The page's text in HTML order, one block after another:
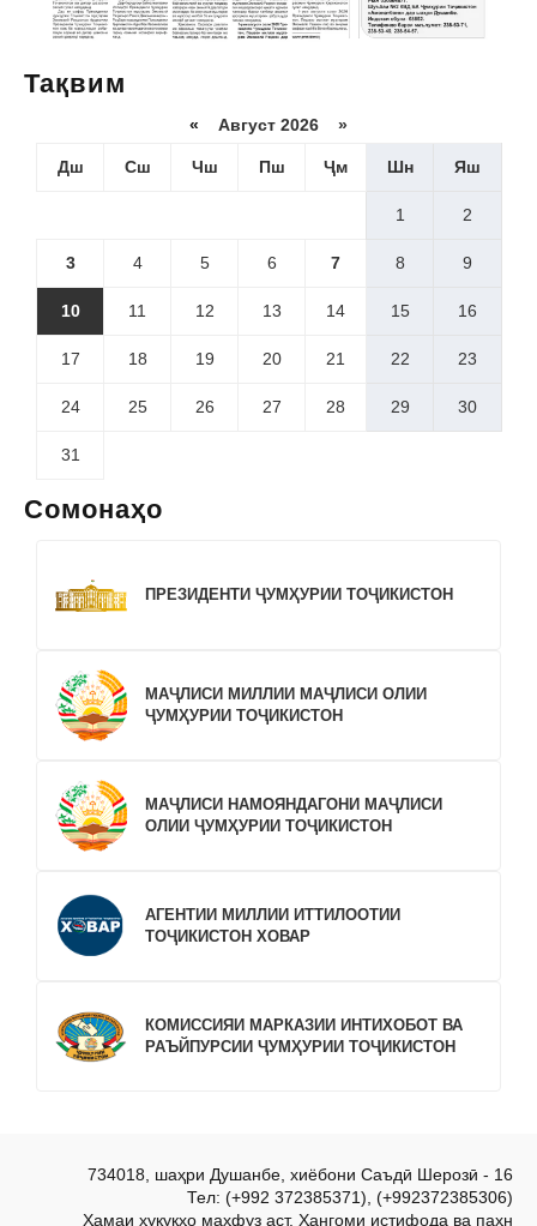
Тақвим
« Август 2026 »
Дш Сш Чш Пш Ҷм Шн Яш
1 2
3 4 5 6 7 8 9
10 11 12 13 14 15 16
17 18 19 20 21 22 23
24 25 26 27 28 29 30
31
Сомонаҳо
ПРЕЗИДЕНТИ ҶУМҲУРИИ ТОҶИКИСТОН
МАҶЛИСИ МИЛЛИИ МАҶЛИСИ ОЛИИ
ҶУМҲУРИИ ТОҶИКИСТОН
МАҶЛИСИ НАМОЯНДАГОНИ МАҶЛИСИ
ОЛИИ ҶУМҲУРИИ ТОҶИКИСТОН
АГЕНТИИ МИЛЛИИ ИТТИЛООТИИ
ТОҶИКИСТОН ХОВАР
КОМИССИЯИ МАРКАЗИИ ИНТИХОБОТ ВА
РАЪЙПУРСИИ ҶУМҲУРИИ ТОҶИКИСТОН
734018, шаҳри Душанбе, хиёбони Саъдӣ Шерозӣ - 16
Тел: (+992 372385371), (+992372385306)
Ҳамаи ҳуқуқҳо маҳфуз аст. Ҳангоми истифода ва паҳн